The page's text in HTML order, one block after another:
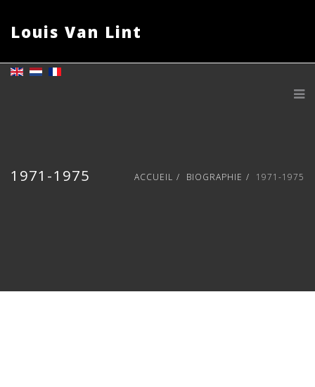
Louis Van Lint
1971-1975 ACCUEIL BIOGRAPHIE 1971-1975